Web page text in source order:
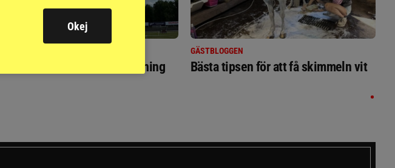
Så gick det på helgens utställning
GÄSTBLOGGEN
Bästa tipsen för att få skimmeln vit
Okej